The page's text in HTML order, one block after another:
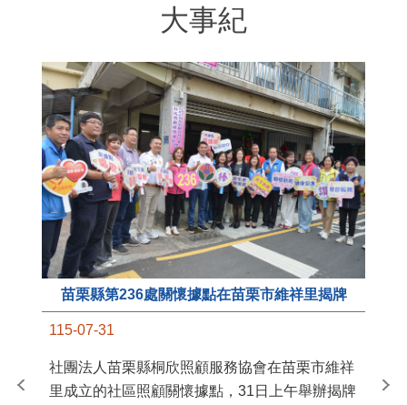
大事紀
苗栗縣第236處關懷據點在苗栗市維祥里揭牌
115-07-31
社團法人苗栗縣桐欣照顧服務協會在苗栗市維祥
里成立的社區照顧關懷據點，31日上午舉辦揭牌
苗